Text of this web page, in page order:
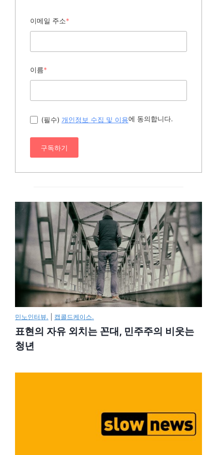
이메일 주소*
이름*
(필수) 개인정보 수집 및 이용에 동의합니다.
구독하기
민노인터뷰. 캡콜드케이스.
표현의 자유 외치는 꼰대, 민주주의 비웃는
청년